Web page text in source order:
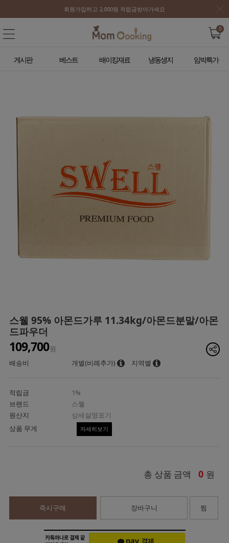
회원가입하고 2,000원 적립금받아가세요
0
게시판 베스트 배이킹재료 냉동생지 임박특가
스웰 95% 아몬드가루 11.34kg/아몬드분말/아몬
드파우더
109,700원
배송비
개별(비례추가) 지역별
적립금
1%
브랜드
스웰
원산지
상세설명표기
상품 무게
자세히보기
총 상품 금액 0 원
즉시구매 장바구니 찜